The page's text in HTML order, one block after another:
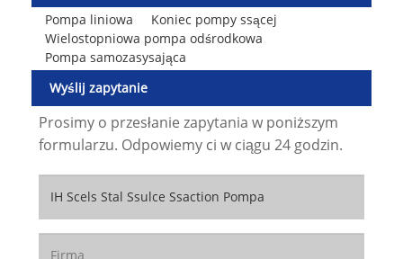
Pompa liniowa
Koniec pompy ssącej
Wielostopniowa pompa odśrodkowa
Pompa samozasysająca
Wyślij zapytanie
Prosimy o przesłanie zapytania w poniższym
formularzu. Odpowiemy ci w ciągu 24 godzin.